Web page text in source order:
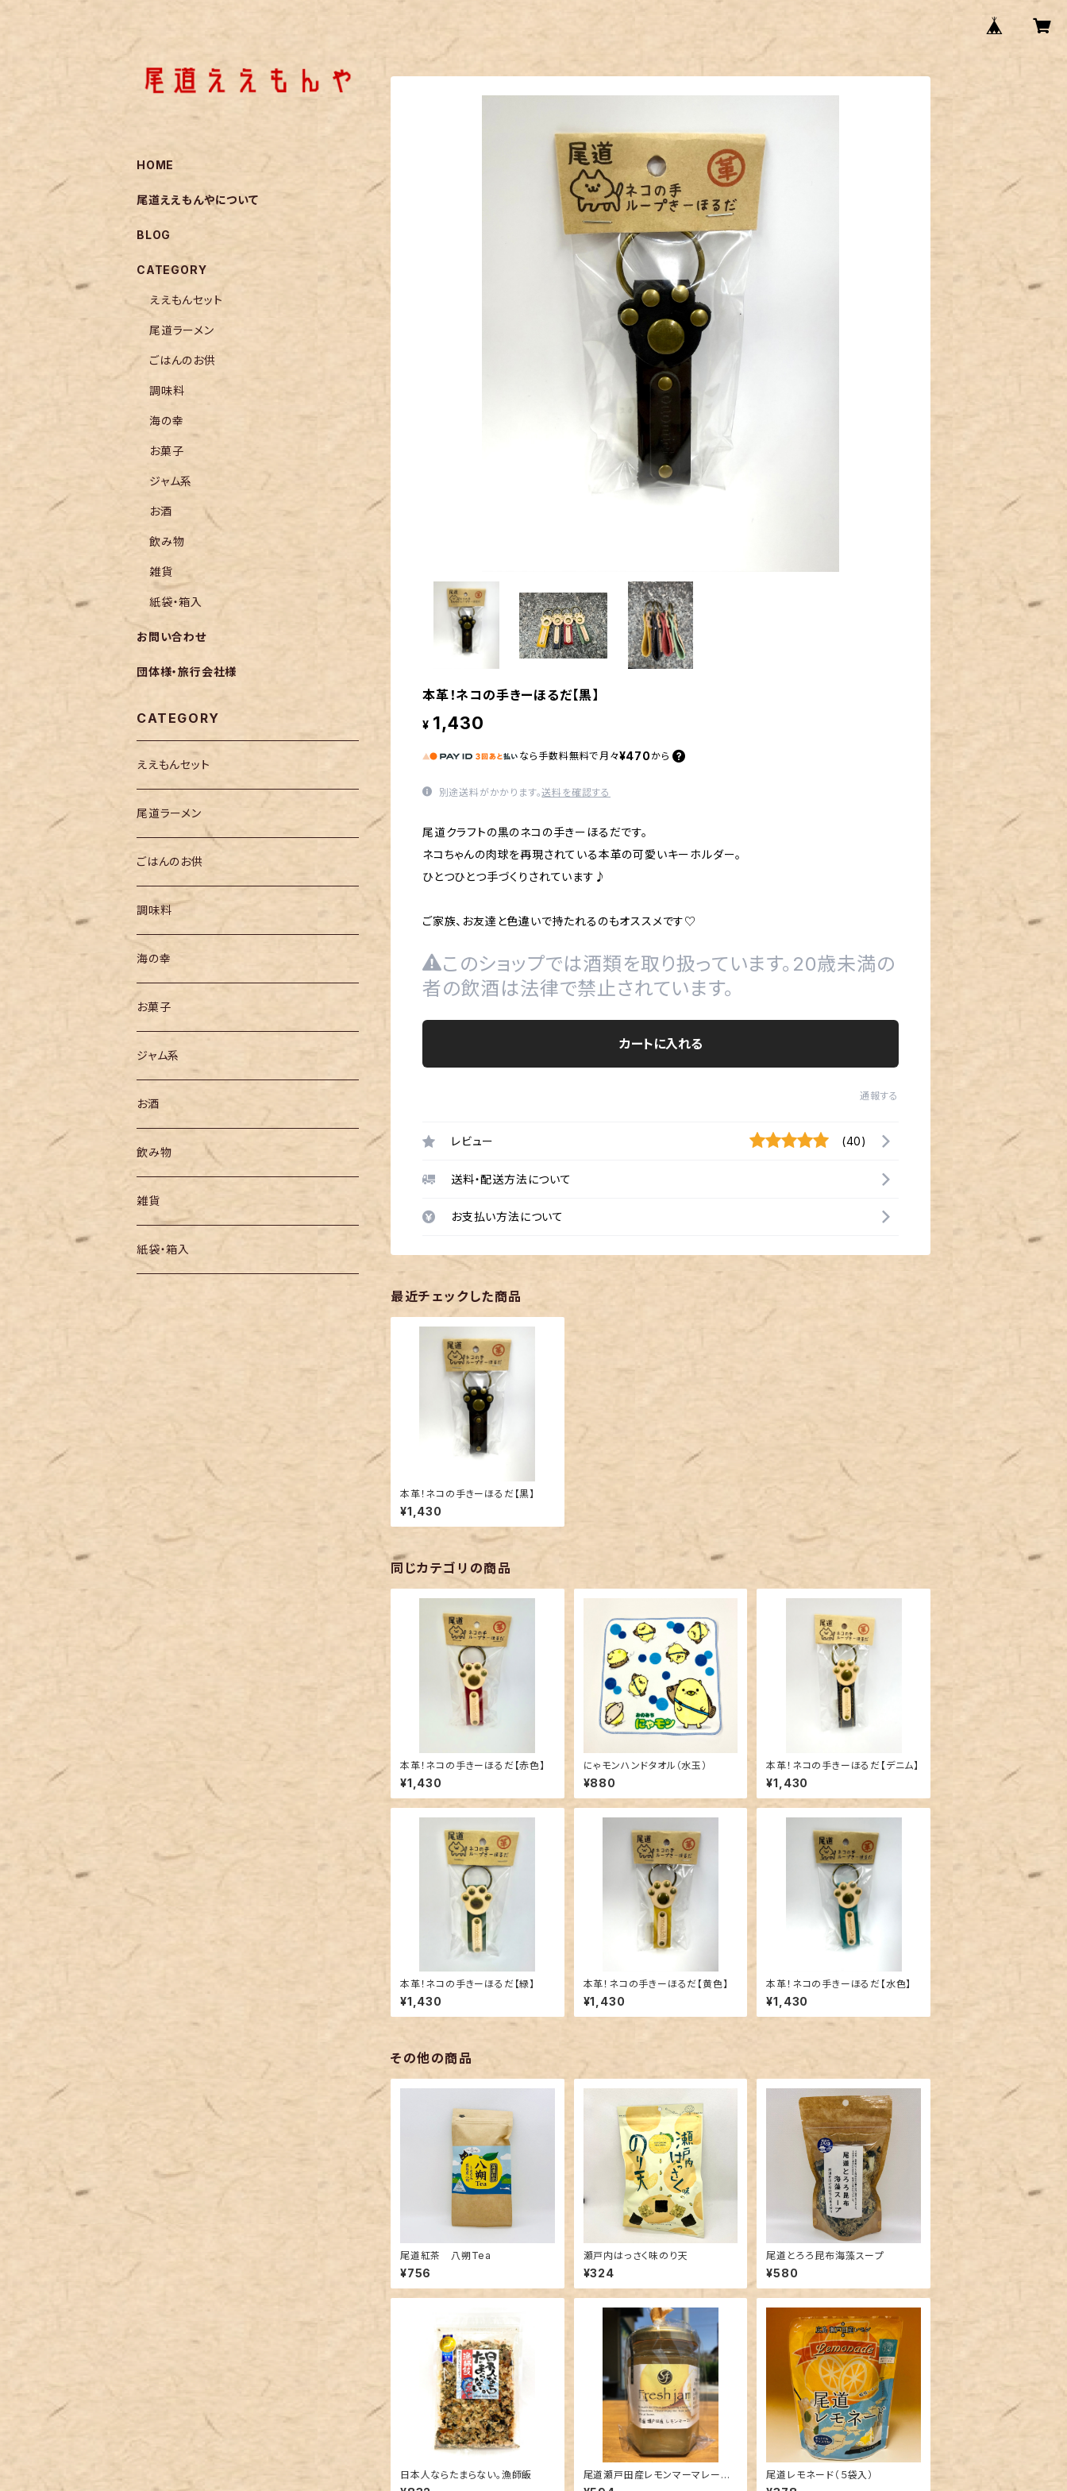
本革！ネコの手きーほるだ【黒】
¥ 1,430
なら 手数料無料で 月々¥470 から
別途送料がかかります。送料を確認する
尾道クラフトの黒のネコの手きーほるだです。
ネコちゃんの肉球を再現されている本革の可愛いキーホルダー。
ひとつひとつ手づくりされています♪
ご家族、お友達と色違いで持たれるのもオススメです♡
このショップでは酒類を取り扱っています。20歳未満の
者の飲酒は法律で禁止されています。
カートに入れる
通報する
レビュー (40)
送料・配送方法について
お支払い方法について
最近チェックした商品
本革！ネコの手きーほるだ【黒】
¥1,430
同じカテゴリの商品
本革！ネコの手きーほるだ【赤色】
¥1,430
にゃモンハンドタオル（水玉）
¥880
本革！ネコの手きーほるだ【デニム】
¥1,430
本革！ネコの手きーほるだ【緑】
¥1,430
本革！ネコの手きーほるだ【黄色】
¥1,430
本革！ネコの手きーほるだ【水色】
¥1,430
その他の商品
尾道紅茶 八朔Tea
¥756
瀬戸内はっさく味のり天
¥324
尾道とろろ昆布海藻スープ
¥580
日本人ならたまらない。漁師飯
尾道瀬戸田産レモンマーマレード・
新藤フルーツ
尾道レモネード（５袋入）
HOME
尾道ええもんやについて
BLOG
CATEGORY
ええもんセット
尾道ラーメン
ごはんのお供
調味料
海の幸
お菓子
ジャム系
お酒
飲み物
雑貨
紙袋・箱入
お問い合わせ
団体様・旅行会社様
CATEGORY
ええもんセット
尾道ラーメン
ごはんのお供
調味料
海の幸
お菓子
ジャム系
お酒
飲み物
雑貨
紙袋・箱入